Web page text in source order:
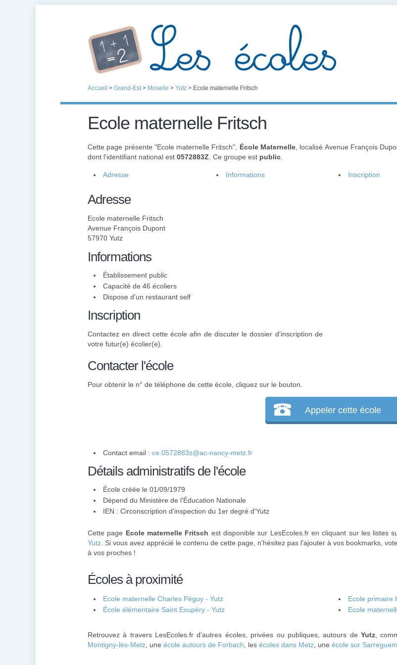
Accueil > Grand-Est> Moselle > Yutz > Ecole maternelle Fritsch
Ecole maternelle Fritsch
Cette page présente "Ecole maternelle Fritsch", École Maternelle, localisé Avenue François
dont l'identifiant national est 0572883Z . Ce groupe est public
Adresse Informations Inscription
Adresse
Ecole maternelle Fritsch
Avenue François Dupont
57970 Yutz
Informations
Établissement public
Capacité de 46 écoliers
Dispose d'un restaurant self
Inscription
Contactez en direct cette école afin de discuter le dossier d'inscription de
votre futur(e) écolier(e).
Contacter l'école
Pour obtenir le n° de téléphone de cette école, cliquez sur le bouton.
Appeler cette école
Contact email : ce.0572883z@ac-nancy-metz.fr
Détails administratifs de l'école
École créée le 01/09/1979
Dépend du Ministère de l'Éducation Nationale
IEN : Circonscription d'inspection du 1er degré d'Yutz
Cette page Ecole maternelle Fritsch est disponible sur LesEcoles.fr en cliquant sur les listes
Yutz . Si vous avez apprécié le contenu de cette page, n'hésitez pas l'ajouter à vos bookmarks,
à vos proches !
Écoles à proximité
Ecole maternelle Charles Péguy - Yutz
Ecole primaire
École élémentaire Saint Exupéry - Yutz
Ecole
Retrouvez à travers LesEcoles.fr d'autres écoles, privées ou publiques, autours de Yutz ,
Montigny-lès-Metz , une école autours de Forbach , les écoles dans Metz , une école sur